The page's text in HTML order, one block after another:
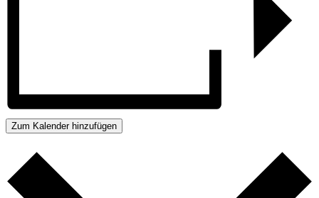
Zum Kalender hinzufügen